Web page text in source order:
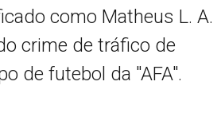
como Matheus L. A.
crime de tráfico de
de futebol da "AFA".